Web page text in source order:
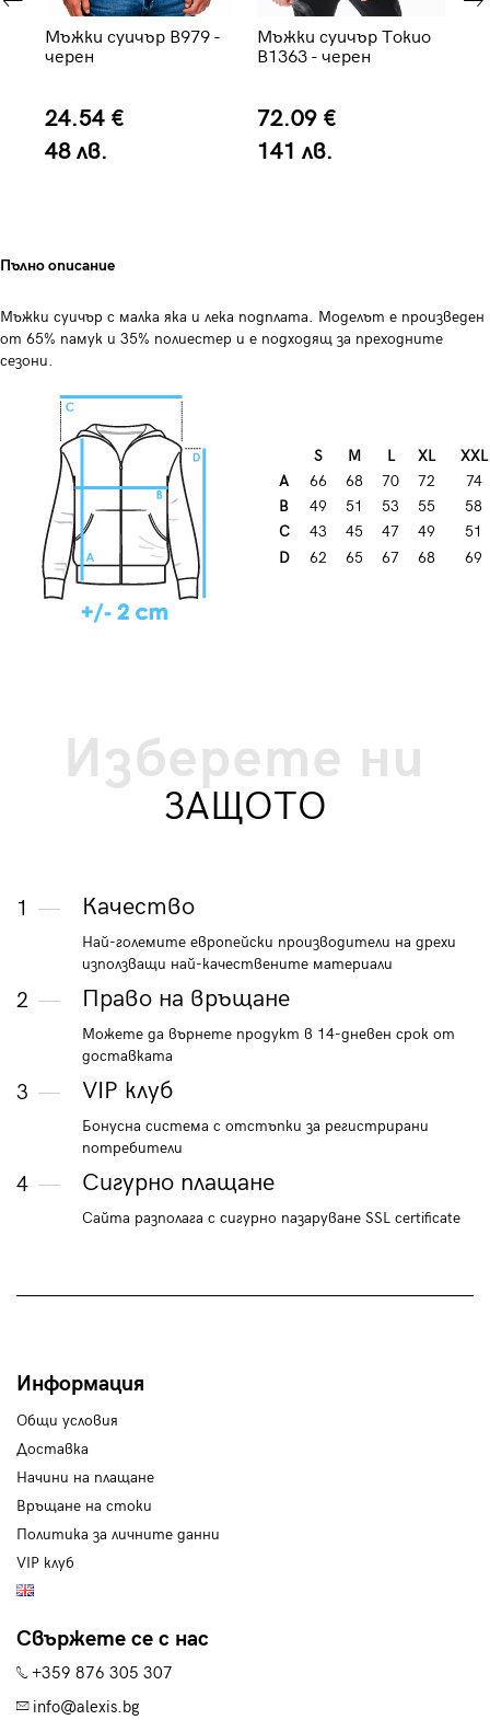
Мъжки суичър B979 -
черен
24.54 €
48 лв.
Мъжки суичър Токио
B1363 - черен
72.09 €
141 лв.
Пълно описание
Мъжки суичър с малка яка и лека подплата. Моделът е произведен
от 65% памук и 35% полиестер и е подходящ за преходните
сезони.
S M L XL
XXL
A
66 68 70 72
74
B
49 51 53 55
58
C
43 45 47 49
51
D
62 65 67 68 69
Изберете ни
ЗАЩОТО
1 Качество
Най-големите европейски производители на дрехи
използващи най-качествените материали
2 Право на връщане
Можете да върнете продукт в 14-дневен срок от
доставката
3 VIP клуб
Бонусна система с отстъпки за регистрирани
потребители
4 Сигурно плащане
Сайта разполага с сигурно пазаруване SSL certificate
Информация
Общи условия
Доставка
Начини на плащане
Връщане на стоки
Политика за личните данни
VIP клуб
Свържете се с нас
+359 876 305 307
info@alexis.bg